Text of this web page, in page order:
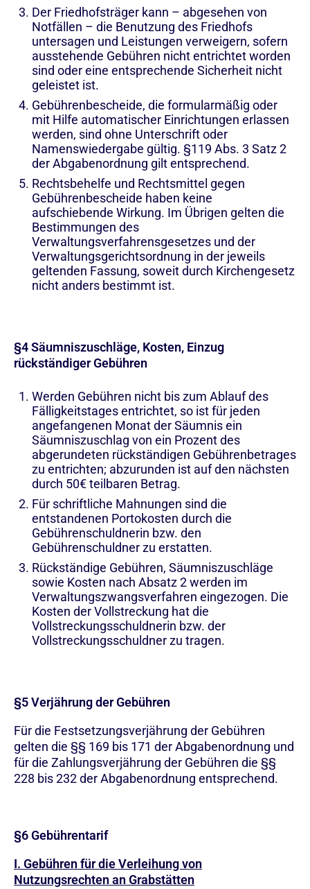
Der Friedhofsträger kann – abgesehen von
Notfällen – die Benutzung des Friedhofs
untersagen und Leistungen verweigern, sofern
ausstehende Gebühren nicht entrichtet worden
sind oder eine entsprechende Sicherheit nicht
geleistet ist.
Gebührenbescheide, die formularmäßig oder
mit Hilfe automatischer Einrichtungen erlassen
werden, sind ohne Unterschrift oder
Namenswiedergabe gültig. §119 Abs. 3 Satz 2
der Abgabenordnung gilt entsprechend.
Rechtsbehelfe und Rechtsmittel gegen
Gebührenbescheide haben keine
aufschiebende Wirkung. Im Übrigen gelten die
Bestimmungen des
Verwaltungsverfahrensgesetzes und der
Verwaltungsgerichtsordnung in der jeweils
geltenden Fassung, soweit durch Kirchengesetz
nicht anders bestimmt ist.
§4 Säumniszuschläge, Kosten, Einzug
rückständiger Gebühren
Werden Gebühren nicht bis zum Ablauf des
Fälligkeitstages entrichtet, so ist für jeden
angefangenen Monat der Säumnis ein
Säumniszuschlag von ein Prozent des
abgerundeten rückständigen Gebührenbetrages
zu entrichten; abzurunden ist auf den nächsten
durch 50€ teilbaren Betrag.
Für schriftliche Mahnungen sind die
entstandenen Portokosten durch die
Gebührenschuldnerin bzw. den
Gebührenschuldner zu erstatten.
Rückständige Gebühren, Säumniszuschläge
sowie Kosten nach Absatz 2 werden im
Verwaltungszwangsverfahren eingezogen. Die
Kosten der Vollstreckung hat die
Vollstreckungsschuldnerin bzw. der
Vollstreckungsschuldner zu tragen.
§5 Verjährung der Gebühren
Für die Festsetzungsverjährung der Gebühren
gelten die §§ 169 bis 171 der Abgabenordnung und
für die Zahlungsverjährung der Gebühren die §§
228 bis 232 der Abgabenordnung entsprechend.
§6 Gebührentarif
I. Gebühren für die Verleihung von
Nutzungsrechten an Grabstätten